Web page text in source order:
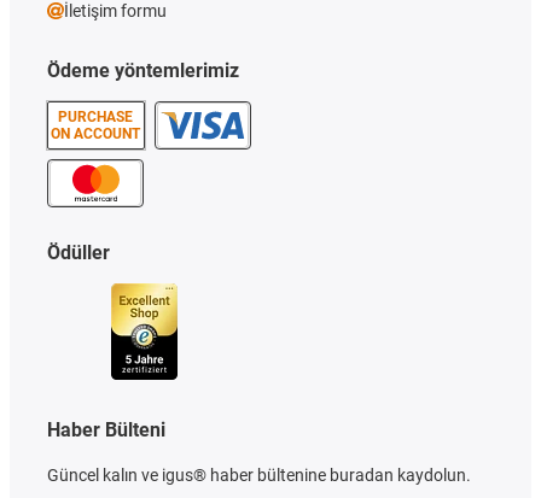
Ödeme yöntemlerimiz
PURCHASE
ON ACCOUNT
Ödüller
Haber Bülteni
Güncel kalın ve igus® haber bültenine buradan kaydolun.
İletişim formu